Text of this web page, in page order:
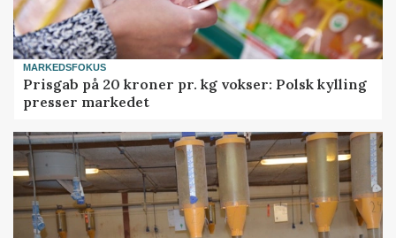
MARKEDSFOKUS
Prisgab på 20 kroner pr. kg vokser: Polsk kylling
presser markedet